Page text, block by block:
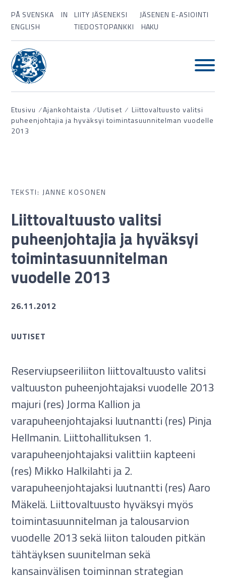
PÅ SVENSKA
IN
ENGLISH
LIITY JÄSENEKSI
JÄSENEN E-ASIOINTI
TIEDOSTOPANKKI
HAKU
Etusivu ⁄Ajankohtaista ⁄Uutiset ⁄ Liittovaltuusto valitsi
puheenjohtajia ja hyväksyi toimintasuunnitelman vuodelle
2013
TEKSTI: JANNE KOSONEN
Liittovaltuusto valitsi
puheenjohtajia ja hyväksyi
toimintasuunnitelman
vuodelle 2013
26.11.2012
UUTISET
Reserviupseeriliiton liittovaltuusto valitsi
valtuuston puheenjohtajaksi vuodelle 2013
majuri (res) Jorma Kallion ja
varapuheenjohtajaksi luutnantti (res) Pinja
Hellmanin. Liittohallituksen 1.
varapuheenjohtajaksi valittiin kapteeni
(res) Mikko Halkilahti ja 2.
varapuheenjohtajaksi luutnantti (res) Aaro
Mäkelä. Liittovaltuusto hyväksyi myös
toimintasuunnitelman ja talousarvion
vuodelle 2013 sekä liiton talouden pitkän
tähtäyksen suunitelman sekä
kansainvälisen toiminnan strategian